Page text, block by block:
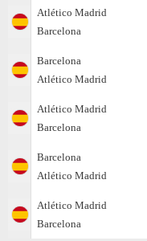
Atlético Madrid
Barcelona
Barcelona
Atlético Madrid
Atlético Madrid
Barcelona
Barcelona
Atlético Madrid
Atlético Madrid
Barcelona